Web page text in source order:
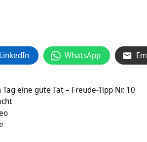
LinkedIn WhatsApp
eine gute Tat – Freude-Tipp Nr. 10